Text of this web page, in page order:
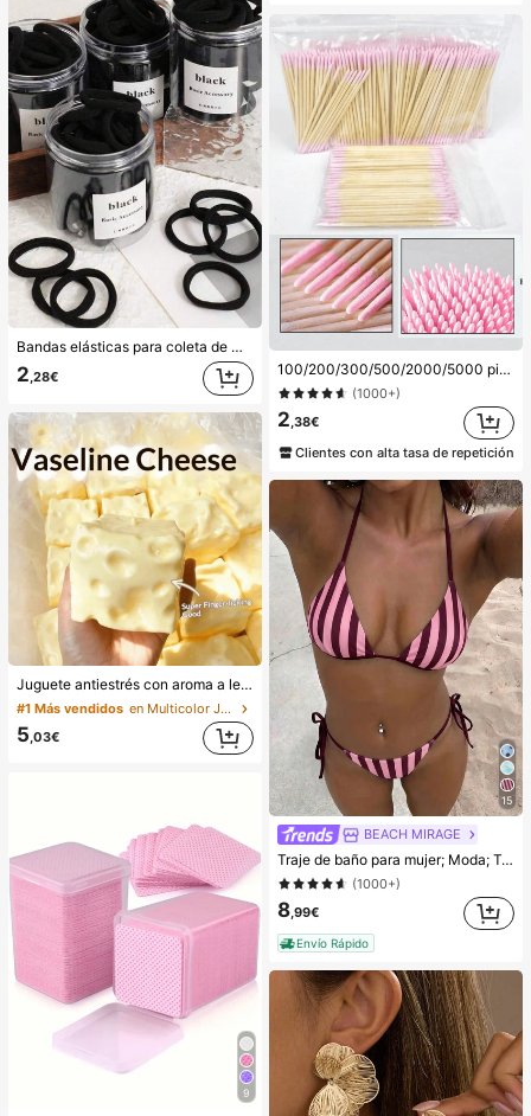
Bandas elásticas para coleta de mujer, bandas para el cabello, accesorios para el cabello, bandas deportivas para el cabello, accesorios de belleza para el cabello en casa, adecuadas para verano, vacaciones, viajes. (10/20/50/100/200)
2,28€
Juguete antiestrés con aroma a leche dulce de TPR suave y esponjoso con forma de dumpling, adorno divertido y lindo de 5 cm para apretar, regalo práctico y de moda, adecuado para cumpleaños, Pascua, Halloween, Navidad y varios regalos de fiesta, mejora el estado de ánimo
#1 Más vendidos en Multicolor Juguetes para apretar para adolescen
5,03€
9
100/200/300/500/2000/5000 piezas/20 piezas Palitos aplicadores de esmalte de uñas de doble extremo, herramientas aplicadoras de maquillaje de cejas de doble extremo pequeñas, aproximadamente 100 piezas/paquete (opciones de empaque 1/2/3/5 paquetes), multifuncionales
(1000+)
2,38€
Clientes con alta tasa de repetición
15
BEACH MIRAGE
Traje de baño para mujer; Moda; Traje de baño de dos piezas morado; Playa de verano; Conjunto de bikini; Estampado aleatorio. Vacaciones
(1000+)
8,99€
Envío Rápido